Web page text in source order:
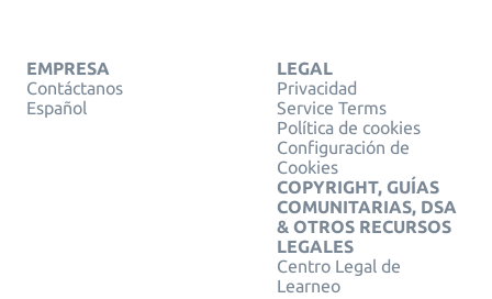
EMPRESA
Contáctanos
Español
LEGAL
Privacidad
Service Terms
Política de cookies
Configuración de
Cookies
COPYRIGHT, GUÍAS
COMUNITARIAS, DSA
& OTROS RECURSOS
LEGALES
Centro Legal de
Learneo